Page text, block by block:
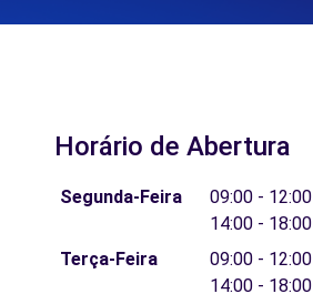
Horário de Abertura
Segunda-Feira
09:00 - 12:00
14:00 - 18:00
Terça-Feira
09:00 - 12:00
14:00 - 18:00